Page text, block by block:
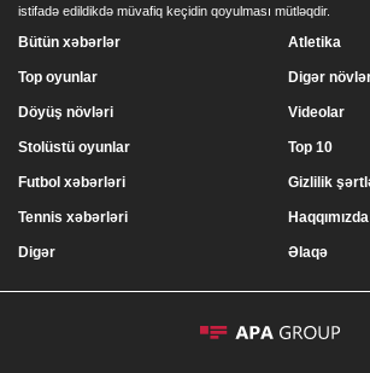
istifadə edildikdə müvafiq keçidin qoyulması mütləqdir.
Bütün xəbərlər
Top oyunlar
Döyüş növləri
Stolüstü oyunlar
Atletika
Digər
Videolar
Top 10
Futbol xəbərləri
Tennis xəbərləri
Digər
Gizlilik
Haqqımızda
Əlaqə